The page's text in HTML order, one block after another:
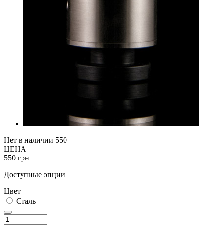
Нет в наличии 550
ЦЕНА
550 грн
Доступные опции
Цвет
Сталь